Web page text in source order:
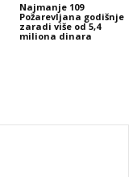
Najmanje 109
Požarevljana godišnje
zaradi više od 5,4
miliona dinara